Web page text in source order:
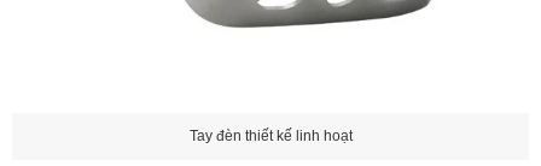
Tay đèn thiết kế linh hoạt